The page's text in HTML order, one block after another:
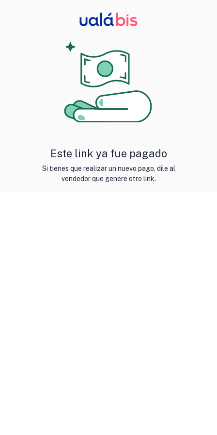
Este link ya fue pagado
Si tienes que realizar un nuevo pago, dile al
vendedor que genere otro link.